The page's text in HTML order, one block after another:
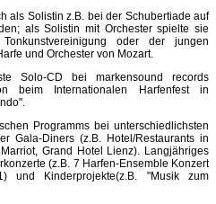
als Solistin z.B. bei der Schubertiade auf
als Solistin mit Orchester spielte sie
oder der jungen
und Orchester von Mozart.
Solo-CD bei markensound records
beim Internationalen Harfenfest in
Programms bei unterschiedlichsten
Gala-Diners (z.B. Hotel/Restaurants in
Grand Hotel Lienz). Langjähriges
(z.B. 7 Harfen-Ensemble Konzert
und Kinderprojekte(z.B. "Musik zum